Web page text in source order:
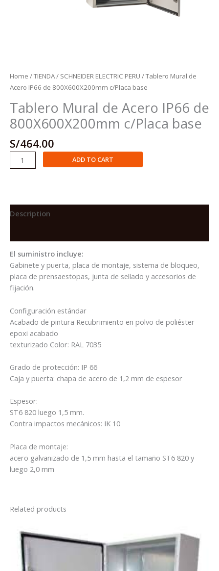
Home /TIENDA/ SCHNEIDER ELECTRIC PERU / Tablero Mural de
Acero IP66 de 800X600X200mm c/Placa base
Tablero Mural de Acero IP66 de
800X600X200mm c/Placa base
S/464.00
Tablero
Mural
de
quantity
ADD TO CART
Description
El suministro incluye:
Gabinete y puerta, placa de montaje, sistema de bloqueo,
placa de prensaestopas, junta de sellado y accesorios de
fijación.
Configuración estándar
Acabado de pintura Recubrimiento en polvo de poliéster
epoxi acabado
texturizado Color: RAL 7035
Grado de protección: IP 66
Caja y puerta: chapa de acero de 1,2 mm de espesor
Espesor:
ST6 820 luego 1,5 mm.
Contra impactos mecánicos: IK 10
Placa de montaje:
acero galvanizado de 1,5 mm hasta el tamaño ST6 820 y
luego 2,0 mm
Related products